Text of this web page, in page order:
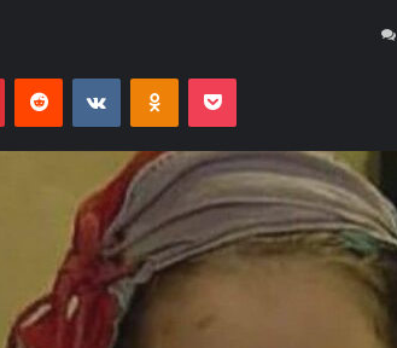
PinterestReddit VKontakteOdnoklassniki
Pocket